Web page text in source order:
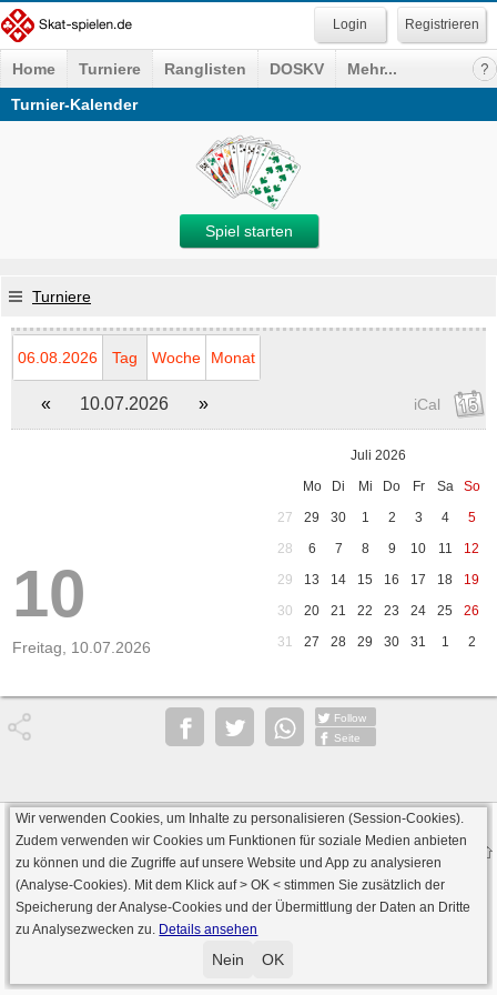
Registrieren
Home Turniere Ranglisten DOSKV
Mehr...
Turnier-Kalender
Spiel starten
Turniere
06.08.2026 Tag Woche Monat
« 10.07.2026 » iCal
10
Freitag, 10.07.2026
Juli 2026
Mo
Di Mi Do Fr Sa
So
27
29 30 1 2 3 4
5
28
6 7 8 9 10 11
12
29
13 14 15 16 17 18
19
30
20 21 22 23 24 25
26
31
27 28 29 30 31 1 2
Follow
Seite
· Serverversion: 2026 6.241 · registrierte Spieler: 501.031 ·
Online Skat Server: 142 (private Server:136)
Wir verwenden Cookies, um Inhalte zu personalisieren (Session-Cookies).
Zudem verwenden wir Cookies um Funktionen für soziale Medien anbieten
zu können und die Zugriffe auf unsere Website und App zu analysieren
(Analyse-Cookies). Mit dem Klick auf> OK < stimmen Sie zusätzlich der
Speicherung der Analyse-Cookies und der Übermittlung der Daten an Dritte
zu Analysezwecken zu. Details ansehen
Nein OK